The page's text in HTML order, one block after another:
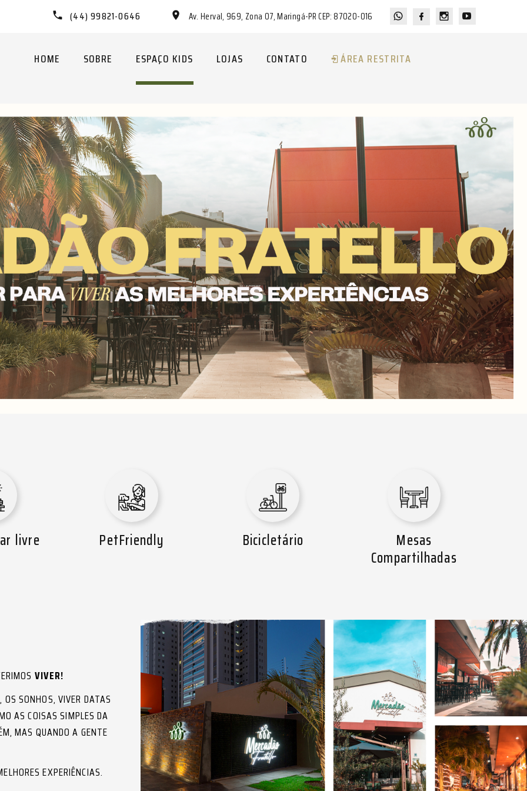
(44) 99821-0646 Av. Herval, 969, Zona 07, Maringá-PR CEP: 87020-016
HOME SOBRE ESPAÇO KIDS LOJAS CONTATO ÁREA RESTRITA
livre PetFriendly Bicicletário Mesas
Compartilhadas
VIVER!
SONHOS, VIVER DATAS
AS COISAS SIMPLES DA
MAS QUANDO A GENTE
EXPERIÊNCIAS.